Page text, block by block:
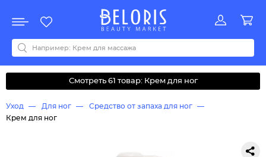
Акции
Все бренды
0-9ABCDEFGHIJKLMNOPQRSTUVWYZАБВДЗИМОКЛНПРСТУФ
Смотреть 61 товар: Крем для ног
Уход Для ног
Средство от запаха для ног
Крем для ног